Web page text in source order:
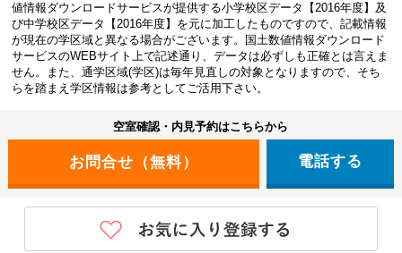
値情報ダウンロードサービスが提供する小学校区データ【2016年度】及
び中学校区データ【2016年度】を元に加工したものですので、記載情報
が現在の学区域と異なる場合がございます。国土数値情報ダウンロード
サービスのWEBサイト上で記述通り、データは必ずしも正確とは言えま
せん。また、通学区域(学区)は毎年見直しの対象となりますので、そち
らを踏まえ学区情報は参考としてご活用下さい。
空室確認・内見予約はこちらから
電話する